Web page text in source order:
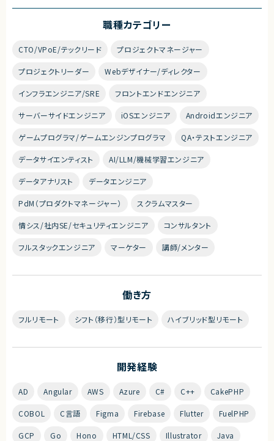
職種カテゴリー
CTO/VPoE/テックリード プロジェクトマネージャー
プロジェクトリーダー Webデザイナー/ディレクター
インフラエンジニア/SRE フロントエンドエンジニア
サーバーサイドエンジニア iOSエンジニア Androidエンジニア
ゲームプログラマ/ゲームエンジンプログラマ QA・テストエンジニア
データサイエンティスト AI/LLM/機械学習エンジニア
データアナリスト データエンジニア
PdM（プロダクトマネージャー） スクラムマスター
情シス/社内SE/セキュリティエンジニア コンサルタント
フルスタックエンジニア マーケター 講師/メンター
働き方
フルリモート シフト（移行）型リモート ハイブリッド型リモート
開発経験
AD Angular AWS Azure C# C++ CakePHP
COBOL C言語 Figma Firebase Flutter FuelPHP
GCP Go Hono HTML/CSS Illustrator Java